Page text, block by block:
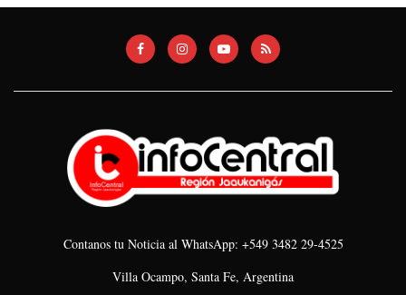
Contanos tu Noticia al WhatsApp: +549 3482 29-4525
Villa Ocampo, Santa Fe, Argentina